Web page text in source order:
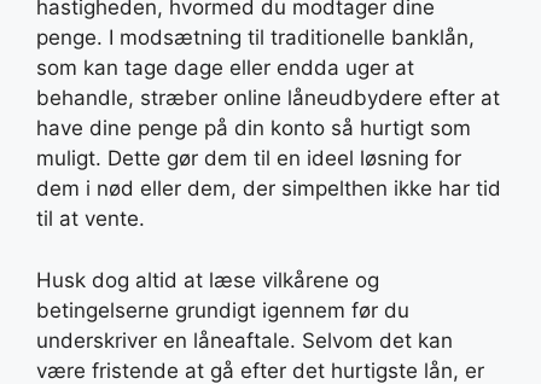
hastigheden, hvormed du modtager dine
penge. I modsætning til traditionelle banklån,
som kan tage dage eller endda uger at
behandle, stræber online låneudbydere efter at
have dine penge på din konto så hurtigt som
muligt. Dette gør dem til en ideel løsning for
dem i nød eller dem, der simpelthen ikke har tid
til at vente.
Husk dog altid at læse vilkårene og
betingelserne grundigt igennem før du
underskriver en låneaftale. Selvom det kan
være fristende at gå efter det hurtigste lån, er